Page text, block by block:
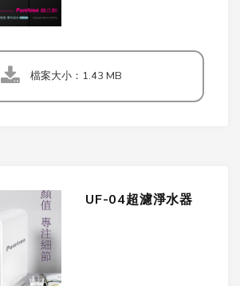
檔案大小：1.43 MB
UF-04超濾淨水器